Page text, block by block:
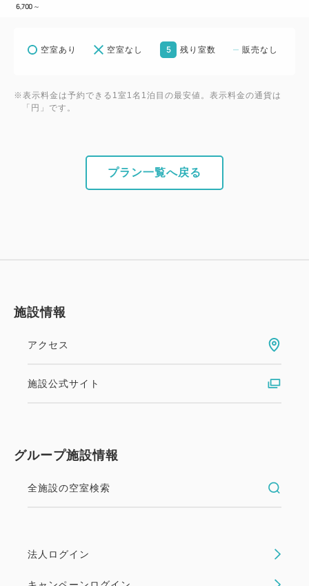
6,700 ～
空室あり 空室なし 5 残り室数 販売なし
※表示料金は予約できる1室1名1泊目の最安値。表示料金の通貨は
「円」です。
プラン一覧へ戻る
施設情報
アクセス
施設公式サイト
グループ施設情報
全施設の空室検索
法人ログイン